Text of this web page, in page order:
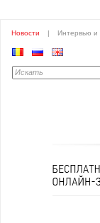
Новости | Интервью и